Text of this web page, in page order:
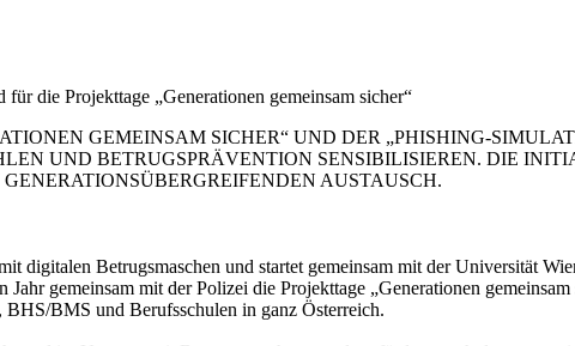
die Projekttage „Generationen gemeinsam sicher“
GEMEINSAM SICHER“ UND DER „PHISHING-
UND BETRUGSPRÄVENTION SENSIBILISIEREN. DIE
AUSTAUSCH.
Betrugsmaschen und startet gemeinsam mit der Universität
gemeinsam mit der Polizei die Projekttage „Generationen
BMS und Berufsschulen in ganz Österreich.